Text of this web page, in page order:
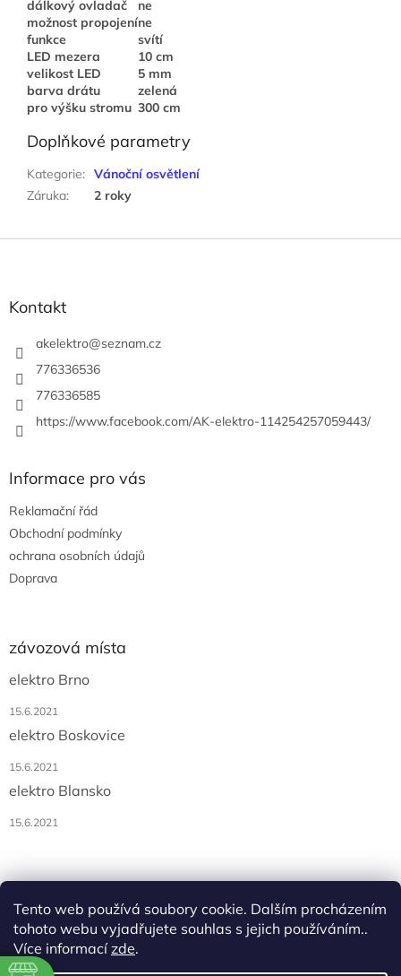
Tento web používá soubory cookie. Dalším procházením
tohoto webu vyjadřujete souhlas s jejich používáním..
Více informacízde.
dálkový ovladač
ne
možnost propojeníne
funkce
svítí
LED mezera
10 cm
velikost LED
5 mm
barva drátu
zelená
pro výšku stromu 300 cm
Doplňkové parametry
Kategorie: Vánoční osvětlení
Záruka: 2 roky
Z
Kontakt
akelektro@seznam.cz
776336536
776336585
https://www.facebook.com/AK-elektro-114254257059443/
Informace pro vás
Reklamační řád
Obchodní podmínky
ochrana osobních údajů
Doprava
závozová místa
elektro Brno
15.6.2021
elektro Boskovice
15.6.2021
elektro Blansko
15.6.2021
Vytvořil Shoptet